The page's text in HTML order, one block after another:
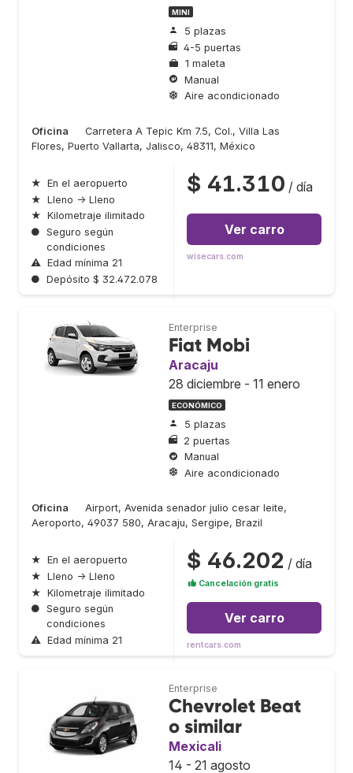
MINI
5 plazas
4-5 puertas
1 maleta
Manual
Aire acondicionado
Oficina
Carretera A Tepic Km 7.5, Col., Villa Las
Flores, Puerto Vallarta, Jalisco, 48311, México
★ En el aeropuerto
★ Lleno → Lleno
★ Kilometraje ilimitado
● Seguro según
condiciones
⚠ Edad mínima 21
● Depósito $ 32.472.078
$ 41.310 / día
Ver carro
wisecars.com
Enterprise
Fiat Mobi
Aracaju
28 diciembre - 11 enero
ECONÓMICO
5 plazas
2 puertas
Manual
Aire acondicionado
Oficina
Airport, Avenida senador julio cesar leite,
Aeroporto, 49037 580, Aracaju, Sergipe, Brazil
★ En el aeropuerto
★ Lleno → Lleno
★ Kilometraje ilimitado
● Seguro según
condiciones
⚠ Edad mínima 21
$ 46.202 / día
Cancelación gratis
Ver carro
rentcars.com
Enterprise
Chevrolet Beat
o similar
Mexicali
14 - 21 agosto